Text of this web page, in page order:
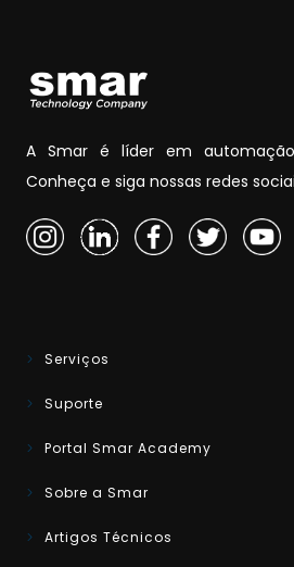
A Smar é líder em
Conheça e siga nossas redes
Serviços
Suporte
Portal Smar Academy
Sobre a Smar
Artigos Técnicos